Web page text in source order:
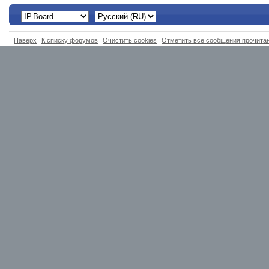
Наверх К списку форумов Очистить cookies Отметить все сообщения